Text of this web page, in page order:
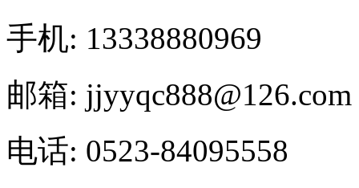
手机: 13338880969
邮箱: jjyyqc888@126.com
电话: 0523-84095558